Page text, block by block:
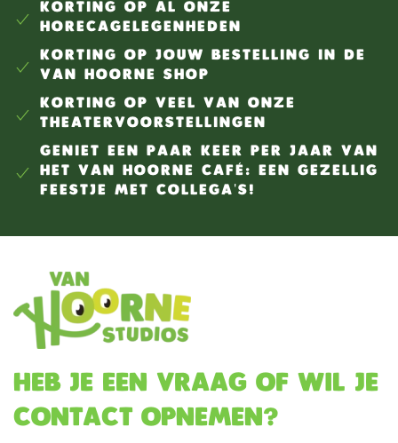
KORTING OP AL ONZE
HORECAGELEGENHEDEN
KORTING OP JOUW BESTELLING IN DE
VAN HOORNE SHOP
KORTING OP VEEL VAN ONZE
THEATERVOORSTELLINGEN
GENIET EEN PAAR KEER PER JAAR VAN
HET VAN HOORNE CAFÉ: EEN GEZELLIG
FEESTJE MET COLLEGA'S!
Heb je een vraag of wil je
contact opnemen?